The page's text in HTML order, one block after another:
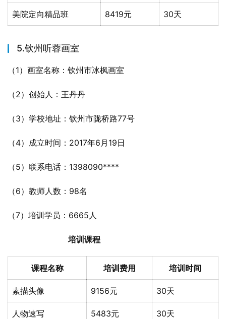
美院定向精品班 8419元 30天
5.钦州听蓉画室
（1）画室名称：钦州市冰枫画室
（2）创始人：王丹丹
（3）学校地址：钦州市陇桥路77号
（4）成立时间：2017年6月19日
（5）联系电话：1398090****
（6）教师人数：98名
（7）培训学员：6665人
培训课程
课程名称 培训费用 培训时间
素描头像 9156元 30天
人物速写 5483元 30天